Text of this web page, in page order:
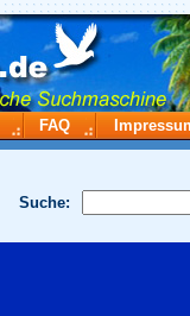
FAQ
Suche: